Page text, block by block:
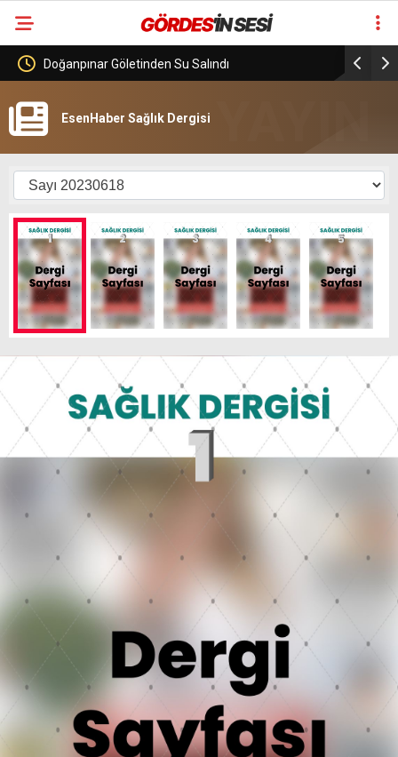
Doğanpınar Göletinden Su Salındı Görenez
EsenHaber Sağlık Dergisi